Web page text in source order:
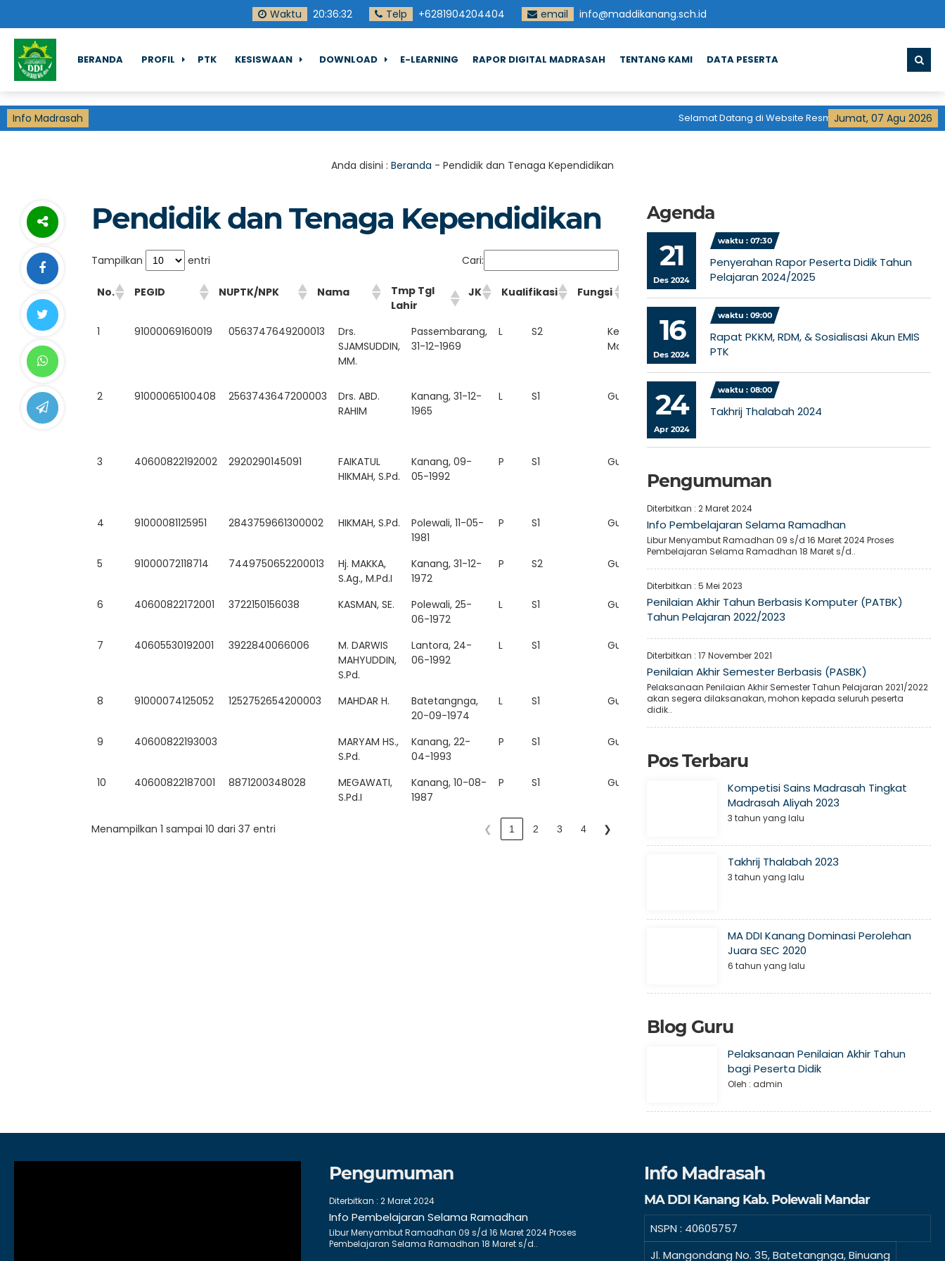
Waktu 20:36:32 Telp +6281904204404 email info@maddikanang.sch.id
BERANDA PROFIL PTK KESISWAAN DOWNLOAD E-LEARNING RAPOR DIGITAL MADRASAH TENTANG KAMI DATA PESERTA
Info Madrasah Jumat, 07 Agu 2026
Selamat Datang di Website ResmiMadrasah Aliyah
Anda disini : Beranda - Pendidik dan Tenaga Kependidikan
Pendidik dan Tenaga Kependidikan
Tampilkan entri Cari:
No. PEGID NUPTK/NPK Nama
Tmp Tgl
Lahir
JK Kualifikasi Fungsi Status Sertifikasi
No. PEGID NUPTK/NPK Nama
Tmp Tgl
Lahir
JK Kualifikasi Fungsi Status Sertifikasi
1 91000069160019 0563747649200013
Drs.
SJAMSUDDIN,
MM.
Passembarang,
31-12-1969
L S2
Kepala
Madrasah
PNS Sudah
2 91000065100408 2563743647200003
Drs. ABD.
RAHIM
Kanang, 31-12-
1965
L S1 Guru PNS Sudah
3 40600822192002 2920290145091
FAIKATUL
HIKMAH, S.Pd.
Kanang, 09-
05-1992
P S1 Guru
4 91000081125951 2843759661300002 HIKMAH, S.Pd.
Polewali, 11-05-
1981
P S1 Guru PNS Sudah
5 91000072118714 7449750652200013
Hj. MAKKA,
S.Ag., M.Pd.I
Kanang, 31-12-
1972
P S2 Guru
6 40600822172001 3722150156038 KASMAN, SE.
Polewali, 25-
06-1972
L S1 Guru Non PNS Belum
7 40605530192001 3922840066006
M. DARWIS
MAHYUDDIN,
S.Pd.
Lantora, 24-
06-1992
L S1 Guru
8 91000074125052 1252752654200003 MAHDAR H.
Batetangnga,
20-09-1974
L S1 Guru PNS Sudah
9 40600822193003
MARYAM HS.,
S.Pd.
Kanang, 22-
04-1993
P S1 Guru
10 40600822187001 8871200348028
MEGAWATI,
S.Pd.I
Kanang, 10-08-
1987
P S1 Guru Belum
Menampilkan 1 sampai 10 dari 37 entri ❮ 1 2 3 4 ❯
Agenda
21
Des 2024
waktu : 07:30
Penyerahan Rapor Peserta Didik Tahun
Pelajaran 2024/2025
16
Des 2024
waktu : 09:00
Rapat PKKM, RDM, & Sosialisasi Akun EMIS
PTK
24
Apr 2024
waktu : 08:00
Takhrij Thalabah 2024
Pengumuman
Diterbitkan :2 Maret 2024
Info Pembelajaran Selama Ramadhan
Libur Menyambut Ramadhan 09 s/d 16 Maret 2024 Proses
Pembelajaran Selama Ramadhan 18 Maret s/d..
Diterbitkan :5 Mei 2023
Penilaian Akhir Tahun Berbasis Komputer (PATBK)
Tahun Pelajaran 2022/2023
Diterbitkan :17 November 2021
Penilaian Akhir Semester Berbasis (PASBK)
Pelaksanaan Penilaian Akhir Semester Tahun Pelajaran 2021/2022
akan segera dilaksanakan, mohon kepada seluruh peserta
didik..
Pos Terbaru
Kompetisi Sains Madrasah Tingkat
Madrasah Aliyah 2023
3 tahun yang lalu
Takhrij Thalabah 2023
3 tahun yang lalu
MA DDI Kanang Dominasi Perolehan
Juara SEC 2020
6 tahun yang lalu
Blog Guru
Pelaksanaan Penilaian Akhir Tahun
bagi Peserta Didik
Oleh : admin
Pengumuman
Diterbitkan : 2 Maret 2024
Info Pembelajaran Selama Ramadhan
Libur Menyambut Ramadhan 09 s/d 16 Maret 2024 Proses
Pembelajaran Selama Ramadhan 18 Maret s/d..
Info Madrasah
MA DDI Kanang Kab. Polewali Mandar
NSPN : 40605757
Jl. Mangondang No. 35, Batetangnga, Binuang